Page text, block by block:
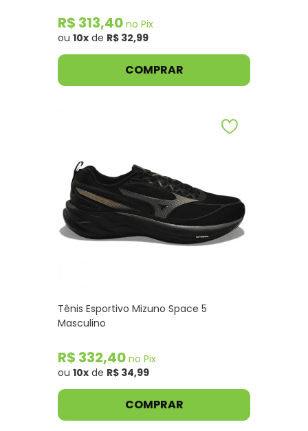
R$ 313,40 no Pix
ou 10x de R$ 32,99
COMPRAR
Tênis Esportivo Mizuno Space 5
Masculino
R$ 332,40 no Pix
ou 10x de R$ 34,99
COMPRAR